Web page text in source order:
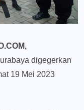
digegerkan
19 Mei 2023